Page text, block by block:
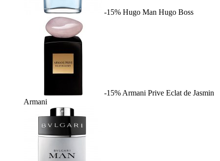
-15% Hugo Man Hugo Boss
-15% Armani Prive Eclat de Jasmin
Armani